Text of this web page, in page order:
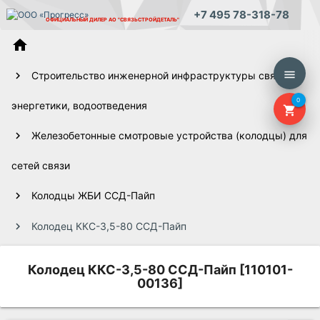
ОФИЦИАЛЬНЫЙ ДИЛЕР АО "СВЯЗЬСТРОЙДЕТАЛЬ" +7 495 78-318-78
menu
shopping_cart
0
home
Строительство инженерной инфраструктуры связи,
энергетики, водоотведения
Железобетонные смотровые устройства (колодцы) для
сетей связи
Колодцы ЖБИ ССД-Пайп
Колодец ККС-3,5-80 ССД-Пайп
Колодец ККС-3,5-80 ССД-Пайп [110101-
00136]